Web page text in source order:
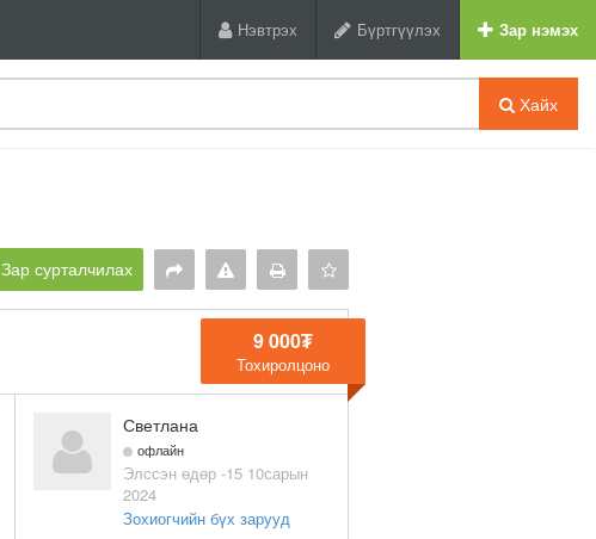
Нэвтрэх Бүртгүүлэх Зар нэмэх
Хайх
Зар сурталчилах
9 000₮
Тохиролцоно
Светлана
офлайн
Элссэн өдөр -15 10сарын
2024
Зохиогчийн бүх зарууд